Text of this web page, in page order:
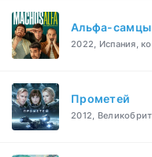
Альфа-самцы
2022, Испания,
Прометей
2012,